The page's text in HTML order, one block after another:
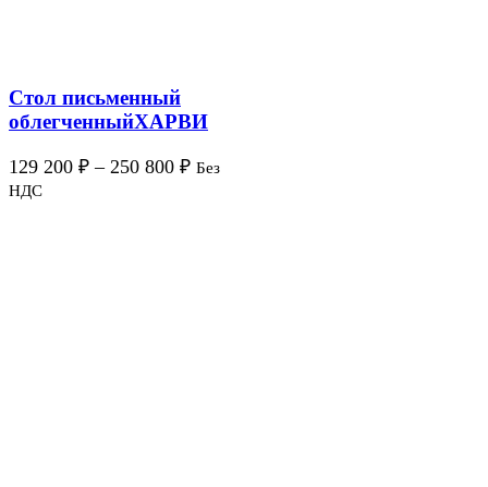
Стол письменный
облегченныйХАРВИ
129 200 ₽ – 250 800 ₽ Без
НДС